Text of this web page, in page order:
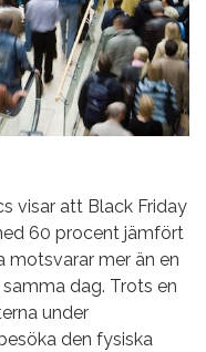
visar att Black Friday
60 procent jämfört
motsvarar mer än en
dag. Trots en
under
den fysiska